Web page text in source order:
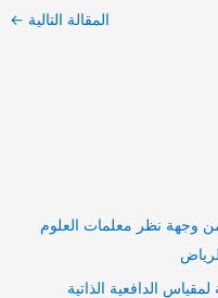
المقالة التالية ←
وجهة نظر معلمات العلوم
الدافعية الذاتية